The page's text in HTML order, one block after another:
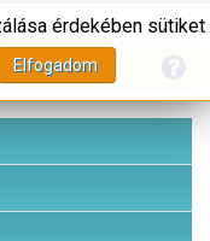
érdekében sütiket
Elfogadom